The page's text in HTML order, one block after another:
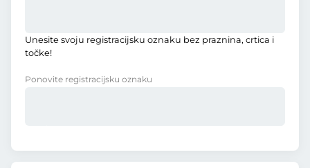
Unesite svoju registracijsku oznaku bez praznina, crtica i
točke!
Ponovite registracijsku oznaku